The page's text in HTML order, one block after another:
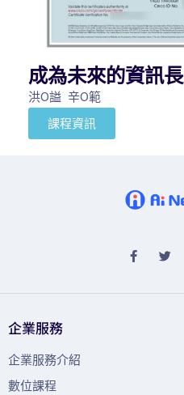
成為未來的資訊長
洪O謚 辛O範
課程資訊
企業服務
企業服務介紹
數位課程